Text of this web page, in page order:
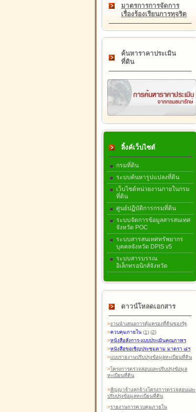
มาตรการการจัดการ
เรื่องร้องเรียนการทุจริต
ค้นหาราคาประเมิน
ที่ดิน
ลิ้งค์เว็บไซต์
กรมที่ดิน
ระบบค้นหารูปแปลงที่ดิน
เว็บไซต์หน่วยงานภายในกรม
ที่ดิน
ศูนย์ปฏิบัติการกรมที่ดิน
ระบบจัดการข้อมูลสารสนเทศ
จังหวัด POC
ระบบสารสนเทศทรัพยากร
บุคคลจังหวัด DPIS v5
ระบบสารบรรณ
อิเล็กทรอนิกส์จังหวัด
ดาวน์โหลดเอกสาร
>งานนำเสนอการคุ้มครองที่ดินของรัฐ
>ควบคุมภายใน (1) (2)
>หนังสือสังการ-แบบประเมินคุณภาพฯ
>หนังสือขอเชิญประชุมตาม มาตรา ๘ฯ
>แบบรายงานปรับปรุงข้อมูลทะเบียนที่ดิน
>โครงการตรวจสอบและปรับปรุงข้อมูล
ทะเบียนที่ดิน
>สัญญาจ้างลูกจ้างโครงการตรวจสอบและ
ปรับปรุงข้อมูลทะเบียนที่ดิน
>รายงานการควบคุมภายใน